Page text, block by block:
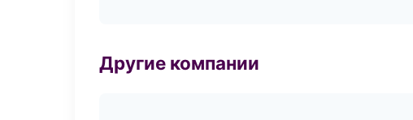
Другие компании